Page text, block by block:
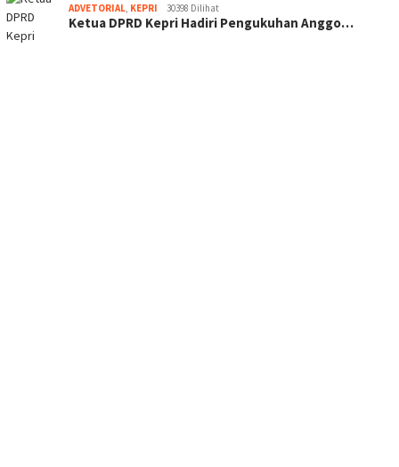
ADVETORIAL, KEPRI 30398 Dilihat
Ketua DPRD Kepri Hadiri Pengukuhan Anggo…